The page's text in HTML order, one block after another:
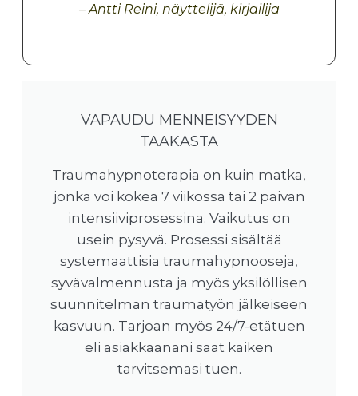
– Antti Reini, näyttelijä, kirjailija
VAPAUDU MENNEISYYDEN
TAAKASTA
Traumahypnoterapia on kuin matka,
jonka voi kokea 7 viikossa tai 2 päivän
intensiiviprosessina. Vaikutus on
usein pysyvä. Prosessi sisältää
systemaattisia traumahypnooseja,
syvävalmennusta ja myös yksilöllisen
suunnitelman traumatyön jälkeiseen
kasvuun. Tarjoan myös 24/7-etätuen
eli asiakkaanani saat kaiken
tarvitsemasi tuen.